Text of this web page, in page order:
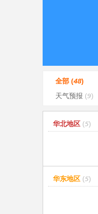
全部 (48)
天气预报 (9)
华北地区 (5)
华东地区 (5)